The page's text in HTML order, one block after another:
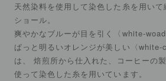
天然染料を使用して染色した糸を用いて
ショール。
爽やかなブルーが目を引く〈white-woad
ぱっと明るいオレンジが美しい〈white-
は、 焙煎所から仕入れた、コーヒーの
使って染色した糸を用いています。